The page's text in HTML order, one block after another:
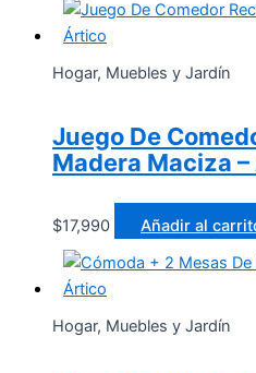
Hogar, Muebles y Jardín
Juego De
Madera Maciza
$17,990 Añadir al
Hogar, Muebles y Jardín